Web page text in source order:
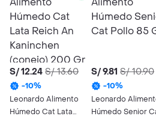
S/ 12.24 S/ 13.60
-10%
Leonardo Alimento
Húmedo Cat Lata
S/ 9.81 S/ 10.90
-10%
Leonardo
Húmedo Senior